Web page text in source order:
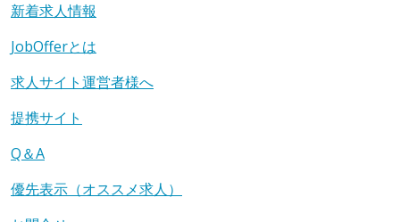
新着求人情報
JobOfferとは
求人サイト運営者様へ
提携サイト
Q＆A
優先表示（オススメ求人）